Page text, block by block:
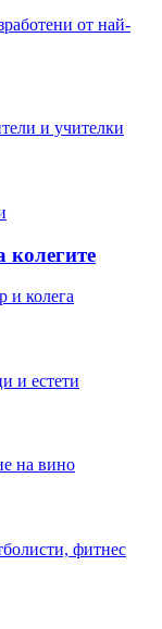
от най-
и учителки
колегите
и колега
и естети
на вино
фитнес